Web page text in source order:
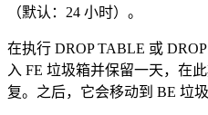
（默认：24 小时）。
在执行 DROP TABLE 或
入 FE 垃圾箱并保留一天，在
复。之后，它会移动到 BE 垃